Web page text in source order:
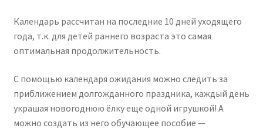
Календарь рассчитан на последние 10 дней уходящего
года, т.к. для детей раннего возраста это самая
оптимальная продолжительность.
С помощью календаря ожидания можно следить за
приближением долгожданного праздника, каждый день
украшая новогоднюю ёлку еще одной игрушкой! А
можно создать из него обучающее пособие —